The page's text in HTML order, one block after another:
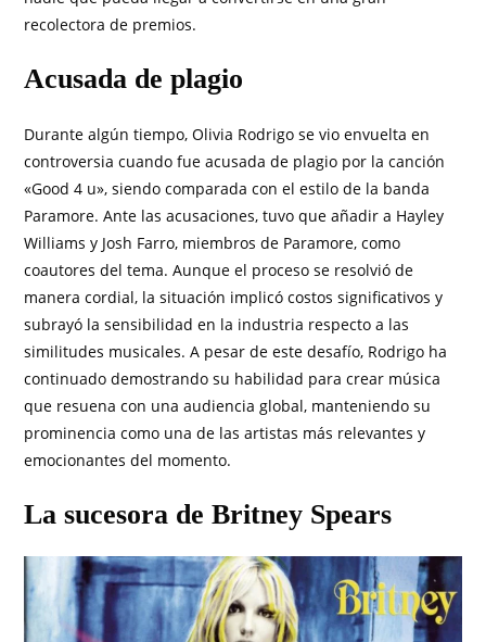
recolectora de premios.
Acusada de plagio
Durante algún tiempo, Olivia Rodrigo se vio envuelta en
controversia cuando fue acusada de plagio por la canción
«Good 4 u», siendo comparada con el estilo de la banda
Paramore. Ante las acusaciones, tuvo que añadir a Hayley
Williams y Josh Farro, miembros de Paramore, como
coautores del tema. Aunque el proceso se resolvió de
manera cordial, la situación implicó costos significativos y
subrayó la sensibilidad en la industria respecto a las
similitudes musicales. A pesar de este desafío, Rodrigo ha
continuado demostrando su habilidad para crear música
que resuena con una audiencia global, manteniendo su
prominencia como una de las artistas más relevantes y
emocionantes del momento.
La sucesora de Britney Spears